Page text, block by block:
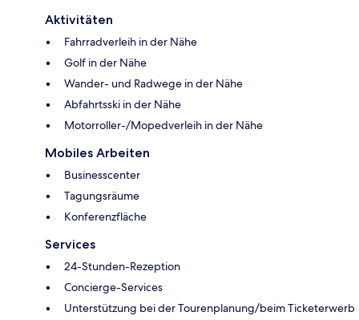
Aktivitäten
Fahrradverleih in der Nähe
Golf in der Nähe
Wander- und Radwege in der Nähe
Abfahrtsski in der Nähe
Motorroller-/Mopedverleih in der Nähe
Mobiles Arbeiten
Businesscenter
Tagungsräume
Konferenzfläche
Services
24-Stunden-Rezeption
Concierge-Services
Unterstützung bei der Tourenplanung/beim Ticketerwerb